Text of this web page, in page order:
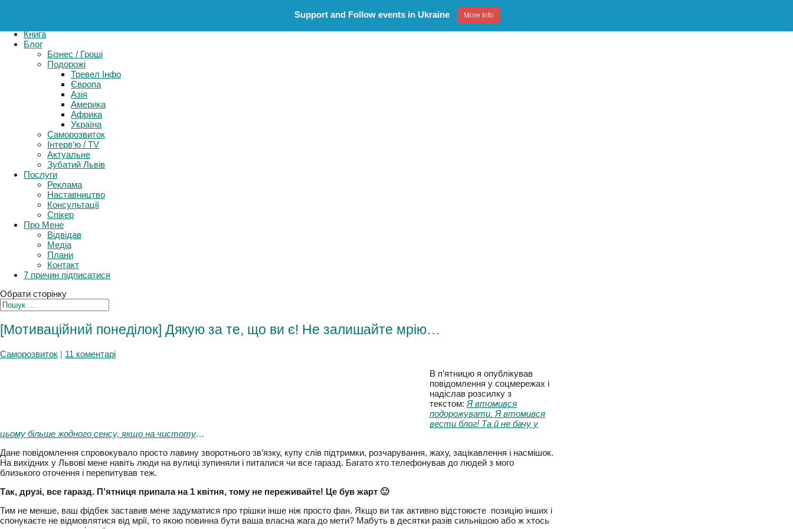
Книга
Блог
Бізнес / Гроші
Подорожі
Тревел Інфо
Європа
Азія
Америка
Африка
Україна
Саморозвиток
Інтерв’ю / TV
Актуальне
Зубатий Львів
Послуги
Реклама
Наставництво
Консультації
Спікер
Про Мене
Відвідав
Медіа
Плани
Контакт
7 причин підписатися
Обрати сторінку
В п’ятницю я опублікував
повідомлення у соцмережах і
надіслав розсилку з
текстом:Я втомився
цьому більше жодного сенсу, якщо на чистоту…
Дане повідомлення спровокувало просто лавину зворотнього зв’язку, купу слів підтримки, розчарування, жаху, зацікавлення і
мого близького оточення і перепитував теж.
Так, друзі, все гаразд. П’ятниця припала на 1 квітня, тому не переживайте! Це був жарт 🙂
Support and Follow events in Ukraine More Info